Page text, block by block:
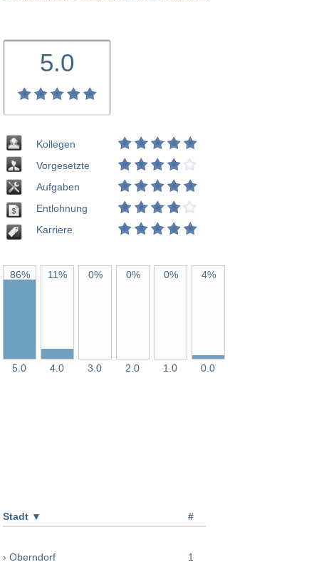
5.0
Kollegen
Vorgesetzte
Aufgaben
Entlohnung
Karriere
86%
5.0
11%
4.0
0%
3.0
0%
2.0
0%
1.0
4%
0.0
Stadt ▼ #
› Oberndorf 1